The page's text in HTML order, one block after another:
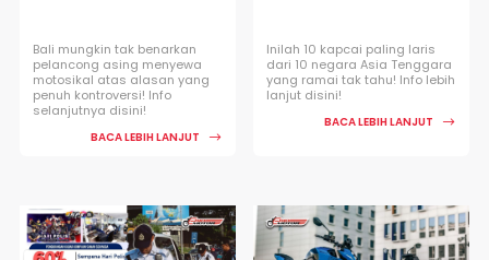
Bali mungkin tak benarkan
pelancong asing menyewa
motosikal atas alasan yang
penuh kontroversi! Info
selanjutnya disini!
BACA LEBIH LANJUT
Inilah 10 kapcai paling laris
dari 10 negara Asia Tenggara
yang ramai tak tahu! Info lebih
lanjut disini!
BACA LEBIH LANJUT